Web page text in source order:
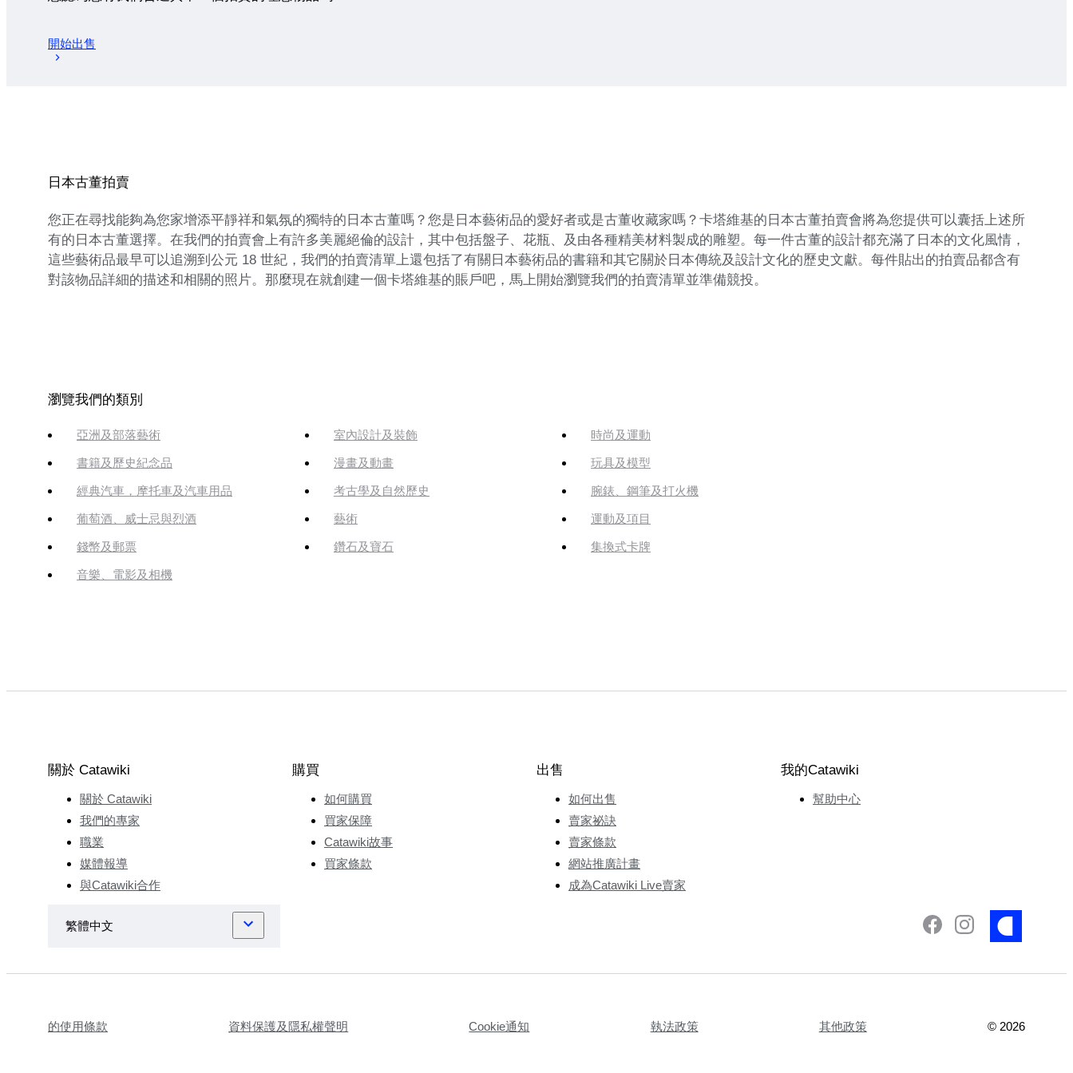
開始出售
日本古董拍賣
您正在尋找能夠為您家增添平靜祥和氣氛的獨特的日本古董嗎？您是日本藝術品的愛好者或是古董收藏家嗎？卡塔維基的日本古董拍賣會將為您提供可以囊括上述所
有的日本古董選擇。在我們的拍賣會上有許多美麗絕倫的設計，其中包括盤子、花瓶、及由各種精美材料製成的雕塑。每一件古董的設計都充滿了日本的文化風情，
這些藝術品最早可以追溯到公元 18 世紀，我們的拍賣清單上還包括了有關日本藝術品的書籍和其它關於日本傳統及設計文化的歷史文獻。每件貼出的拍賣品都含有
對該物品詳細的描述和相關的照片。那麼現在就創建一個卡塔維基的賬戶吧，馬上開始瀏覽我們​​的拍賣清單並準備競投。
瀏覽我們的類別
亞洲及部落藝術 室內設計及裝飾 時尚及運動
書籍及歷史紀念品 漫畫及動畫 玩具及模型
經典汽車，摩托車及汽車用品 考古學及自然歷史 腕錶、鋼筆及打火機
葡萄酒、威士忌與烈酒 藝術 運動及項目
錢幣及郵票 鑽石及寶石 集換式卡牌
音樂、電影及相機
關於 Catawiki
關於 Catawiki
我們的專家
職業
媒體報導
與Catawiki合作
購買
如何購買
買家保障
Catawiki故事
買家條款
出售
如何出售
賣家祕訣
賣家條款
網站推廣計畫
成為Catawiki Live賣家
我的Catawiki
幫助中心
的使用條款 資料保護及隱私權聲明 Cookie通知 執法政策 其他政策 © 2026